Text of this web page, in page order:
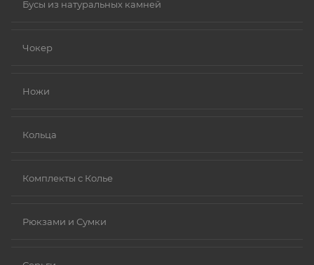
Бусы из натуральных камней
Чокер
Ножи
Кольца
Комплекты с Колье
Рюкзами и Сумки